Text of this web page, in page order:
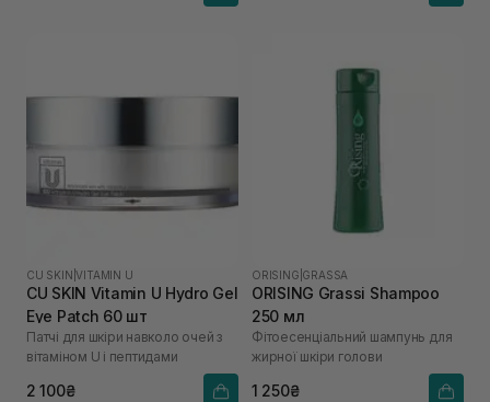
CU SKIN |VITAMIN U
CU SKIN Vitamin U Hydro Gel
Eye Patch 60 шт
Патчі для шкіри навколо очей з
вітаміном U і пептидами
2 100₴
ORISING GRASSA
ORISING Grassi Shampoo
250 мл
Фітоесенціальний шампунь для
жирної шкіри голови
1 250₴